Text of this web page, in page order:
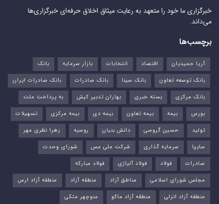
خبرگزاری ما خود را متعهد به رعایت میثاق اخلاق حرفه‌ای خبرگزاری‌ها
می‌داند.
برچسب‌ها
آریا حمیدیان اقتصاد انتخابات بازار سرمایه
بانک
بانک توسعه تعاون
بانک سینا بانک صادرات
بانک صادرات ایران
بانک مرکزی
بسته خبری بهاران تدبیر کیش
به پرداخت ملت
بورس‌
بیمه بیمه تعاون بیمه دی بیمه مرکزی
تسهیلات
تولید
حسین گروسی دانش بنیان روسیه
زهرا نظری مهر
سایپا
سرمایه گذاری شرکت ملی مس
شورای وحدت
صادرات
فولاد فولاد آلیاژی
فولاد مبارکه
مجلس شورای اسلامی
مناطق آزاد منطقه آزاد
منطقه آزاد ارس
منطقه آزاد انزلی
منطقه آزاد ماکو منوچهر متکی